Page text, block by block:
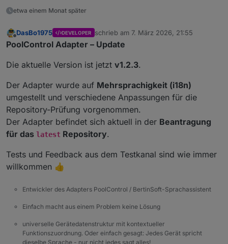
etwa einem Monat später
Offline
DasBo1975 DEVELOPER schrieb am 7. März 2026, 21:55
zuletzt editiert von
PoolControl Adapter – Update
Die aktuelle Version ist jetzt v1.2.3.
Der Adapter wurde auf Mehrsprachigkeit (i18n)
umgestellt und verschiedene Anpassungen für die
Repository-Prüfung vorgenommen.
Der Adapter befindet sich aktuell in der Beantragung
für das latest Repository.
Tests und Feedback aus dem Testkanal sind wie immer
willkommen 👍
Entwickler des Adapters PoolControl / BertinSoft-Sprachassistent
Einfach macht aus einem Problem keine Lösung
universelle Gerätedatenstruktur mit kontextueller
Funktionszuordnung. Oder einfach gesagt: Jedes Gerät spricht
dieselbe Sprache - nur nicht jedes sagt alles!